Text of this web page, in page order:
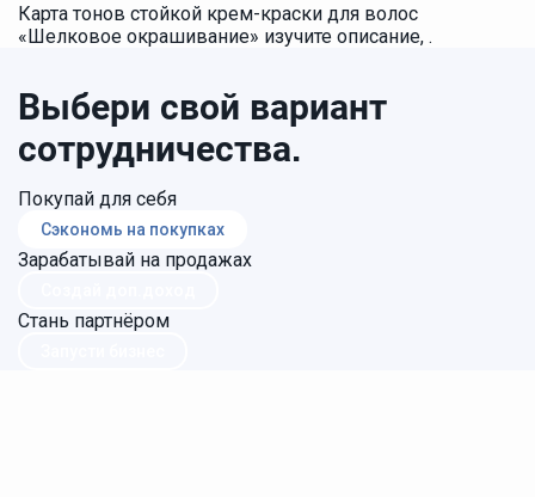
Карта тонов cтойкой крем-краски для волос
«Шелковое окрашивание» изучите описание, .
Выбери свой вариант
сотрудничества.
Покупай для себя
Сэкономь на покупках
Зарабатывай на продажах
Стань партнёром